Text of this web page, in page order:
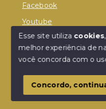
Olá!
Facebook
Youtube
© Copyright 2026 -
SITE PARA IMOBILIARIA
Esse site utiliza cookies
melhor experiência de
você concorda com o
Concordo,